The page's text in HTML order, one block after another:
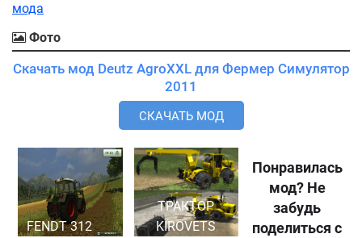
мода
Фото
Скачать мод Deutz AgroXXL для Фермер Симулятор
2011
СКАЧАТЬ МОД
FENDT 312
ТРАКТОР
KIROVETS
Понравилась
мод? Не
забудь
поделиться с